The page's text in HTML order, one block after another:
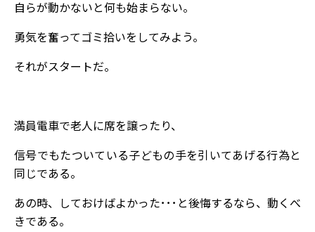
自らが動かないと何も始まらない。
勇気を奮ってゴミ拾いをしてみよう。
それがスタートだ。
満員電車で老人に席を譲ったり、
信号でもたついている子どもの手を引いてあげる行為と
同じである。
あの時、しておけばよかった･･･と後悔するなら、動くべ
きである。